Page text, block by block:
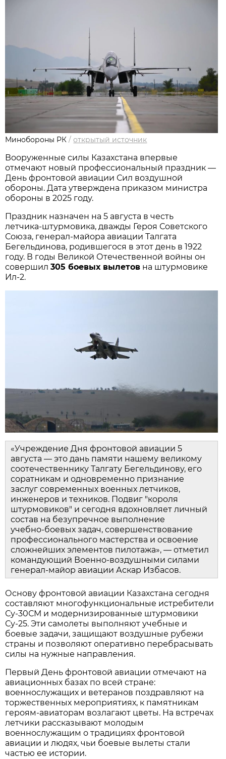
Минобороны РК /открытый источник
Вооруженные силы Казахстана впервые
отмечают новый профессиональный праздник —
День фронтовой авиации Сил воздушной
обороны. Дата утверждена приказом министра
обороны в 2025 году.
Праздник назначен на 5 августа в честь
летчика‑штурмовика, дважды Героя Советского
Союза, генерал‑майора авиации Талгата
Бегельдинова, родившегося в этот день в 1922
году. В годы Великой Отечественной войны он
совершил 305 боевых вылетов на штурмовике
Ил‑2.
«Учреждение Дня фронтовой авиации 5
августа — это дань памяти нашему великому
соотечественнику Талгату Бегельдинову, его
соратникам и одновременно признание
заслуг современных военных летчиков,
инженеров и техников. Подвиг "короля
штурмовиков" и сегодня вдохновляет личный
состав на безупречное выполнение
учебно‑боевых задач, совершенствование
профессионального мастерства и освоение
сложнейших элементов пилотажа», — отметил
командующий Военно‑воздушными силами
генерал‑майор авиации Аскар Избасов.
Основу фронтовой авиации Казахстана сегодня
составляют многофункциональные истребители
Су‑30СМ и модернизированные штурмовики
Су‑25. Эти самолеты выполняют учебные и
боевые задачи, защищают воздушные рубежи
страны и позволяют оперативно перебрасывать
силы на нужные направления.
Первый День фронтовой авиации отмечают на
авиационных базах по всей стране:
военнослужащих и ветеранов поздравляют на
торжественных мероприятиях, к памятникам
героям‑авиаторам возлагают цветы. На встречах
летчики рассказывают молодым
военнослужащим о традициях фронтовой
авиации и людях, чьи боевые вылеты стали
частью ее истории.